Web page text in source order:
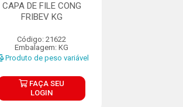
CAPA DE FILE CONG
FRIBEV KG
Código: 21622
Embalagem: KG
Produto de peso variável
FAÇA SEU
LOGIN